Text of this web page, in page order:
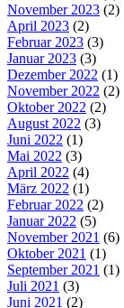
November 2023 (2)
April 2023 (2)
Februar 2023 (3)
Januar 2023 (3)
Dezember 2022 (1)
November 2022 (2)
Oktober 2022 (2)
August 2022 (3)
Juni 2022 (1)
Mai 2022 (3)
April 2022 (4)
März 2022 (1)
Februar 2022 (2)
Januar 2022 (5)
November 2021 (6)
Oktober 2021 (1)
September 2021 (1)
Juli 2021 (3)
Juni 2021 (2)